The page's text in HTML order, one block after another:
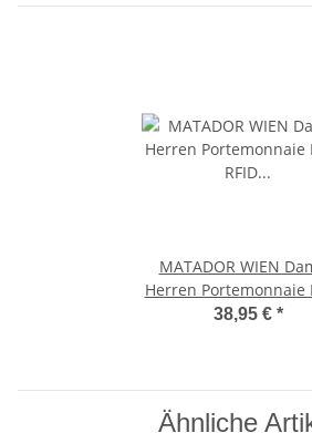
MATADOR WIEN
Herren Portemonnaie
RFID TüV Hell-Braun
38,95 € *
Ähnliche